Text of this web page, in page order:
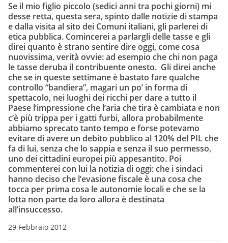
Se il mio figlio piccolo (sedici anni tra pochi giorni) mi
desse retta, questa sera, spinto dalle notizie di stampa
e dalla visita al sito dei Comuni italiani, gli parlerei di
etica pubblica. Comincerei a parlargli delle tasse e gli
direi quanto è strano sentire dire oggi, come cosa
nuovissima, verità ovvie: ad esempio che chi non paga
le tasse deruba il contribuente onesto. Gli direi anche
che se in queste settimane è bastato fare qualche
controllo “bandiera”, magari un po’ in forma di
spettacolo, nei luoghi dei ricchi per dare a tutto il
Paese l’impressione che l’aria che tira è cambiata e non
c’è più trippa per i gatti furbi, allora probabilmente
abbiamo sprecato tanto tempo e forse potevamo
evitare di avere un debito pubblico al 120% del PIL che
fa di lui, senza che lo sappia e senza il suo permesso,
uno dei cittadini europei più appesantito. Poi
commenterei con lui la notizia di oggi: che i sindaci
hanno deciso che l’evasione fiscale è una cosa che
tocca per prima cosa le autonomie locali e che se la
lotta non parte da loro allora è destinata
all’insuccesso.
29 Febbraio 2012